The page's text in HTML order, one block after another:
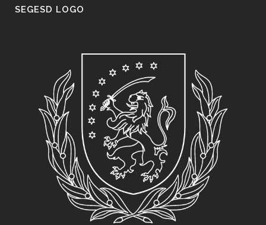
SEGESD LOGO